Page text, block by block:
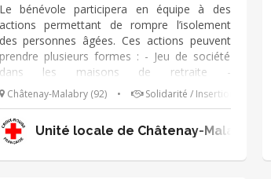
Robinson
Le bénévole participera en équipe à des
actions permettant de rompre l’isolement
des personnes âgées. Ces actions peuvent
prendre plusieurs formes : - Jeu de société
dans les maisons de retraite -
Accompagnement de personnes âgées sur
des animations assurées par d’autres
partenaires - Utilisation de casques de réalité
virtuelle
Châtenay-Malabry (92) • Solidarité / Insertion
Unité locale de Châtenay-Malabry